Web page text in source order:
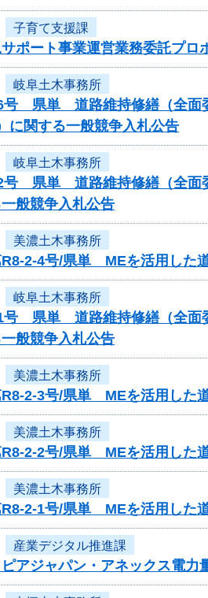
子育て支援課
ポート事業運営業務委託プロ
岐阜土木事務所
号 県単 道路維持修繕（全面
に関する一般競争入札公告
岐阜土木事務所
号 県単 道路維持修繕（全面
般競争入札公告
美濃土木事務所
R8-2-4号/県単 MEを活用した
岐阜土木事務所
号 県単 道路維持修繕（全面
般競争入札公告
美濃土木事務所
R8-2-3号/県単 MEを活用した
美濃土木事務所
R8-2-2号/県単 MEを活用した
美濃土木事務所
R8-2-1号/県単 MEを活用した
産業デジタル推進課
ピアジャパン・アネックス電